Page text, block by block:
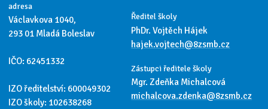
adresa
Václavkova 1040,
293 01 Mladá Boleslav
IČO: 62451332
IZO ředitelství: 600049302
IZO školy: 102638268
Ředitel školy
PhDr. Vojtěch Hájek
hajek.vojtech@8zsmb.cz
Zástupci ředitele školy
Mgr. Zdeňka Michalcová
michalcova.zdenka@8zsmb.cz